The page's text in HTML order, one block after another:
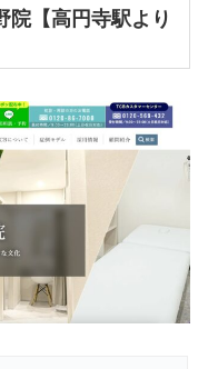
院【高円寺駅より